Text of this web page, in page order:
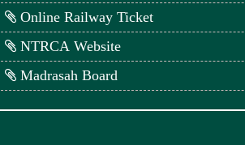
Online Railway Ticket
NTRCA Website
Madrasah Board